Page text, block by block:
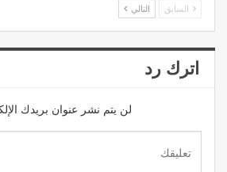
السابق التالي
اترك رد
لن يتم نشر عنوان بريدك